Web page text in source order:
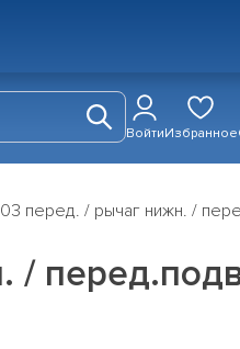
ВойтиИзбранное
перед. / рычаг нижн. /
/